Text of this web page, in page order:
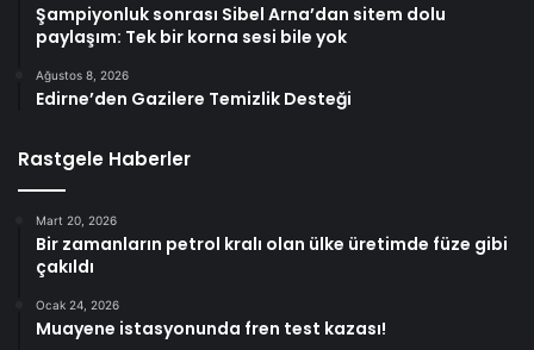
Şampiyonluk sonrası Sibel Arna’dan sitem dolu
paylaşım: Tek bir korna sesi bile yok
Ağustos 8, 2026
Edirne’den Gazilere Temizlik Desteği
Rastgele Haberler
Mart 20, 2026
Bir zamanların petrol kralı olan ülke üretimde füze gibi
çakıldı
Ocak 24, 2026
Muayene istasyonunda fren test kazası!